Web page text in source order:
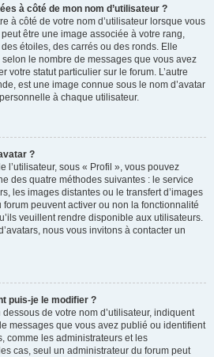
à côté de mon nom d’utilisateur ?
à côté de votre nom d’utilisateur lorsque vous
être une image associée à votre rang,
étoiles, des carrés ou des ronds. Elle
le nombre de messages que vous avez
votre statut particulier sur le forum. L’autre
est une image connue sous le nom d’avatar
à chaque utilisateur.
?
l’utilisateur, sous « Profil », vous pouvez
des quatre méthodes suivantes : le service
les images distantes ou le transfert d’images
forum peuvent activer ou non la fonctionnalité
veuillent rendre disponible aux utilisateurs.
nous vous invitons à contacter un
puis-je le modifier ?
de votre nom d’utilisateur, indiquent
messages que vous avez publié ou identifient
comme les administrateurs et les
cas, seul un administrateur du forum peut